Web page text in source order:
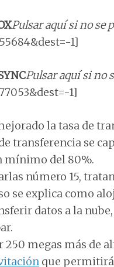
Pulsar aquí si no se
1]
Pulsar aquí si no
1]
la tasa de
transferencia se
mínimo del 80%.
número 15,
se explica como
datos a la
250 megas más de
que permitirá